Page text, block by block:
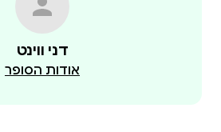
דני ווינט
אודות הסופר